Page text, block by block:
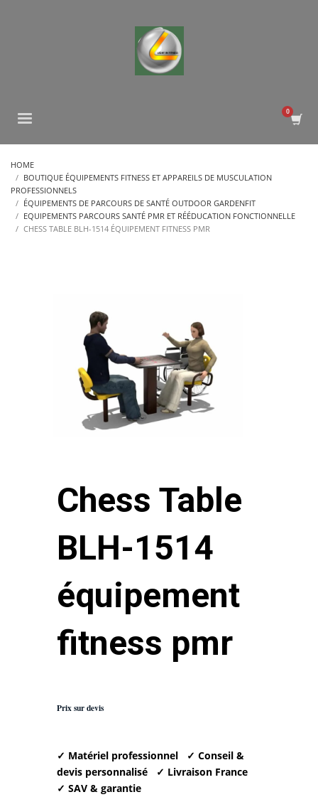
HOME
BOUTIQUE ÉQUIPEMENTS FITNESS ET APPAREILS DE MUSCULATION
PROFESSIONNELS
ÉQUIPEMENTS DE PARCOURS DE SANTÉ OUTDOOR GARDENFIT
EQUIPEMENTS PARCOURS SANTÉ PMR ET RÉÉDUCATION FONCTIONNELLE
CHESS TABLE BLH-1514 ÉQUIPEMENT FITNESS PMR
Chess Table
BLH-1514
équipement
fitness pmr
Prix sur devis
✓ Matériel professionnel
✓ Conseil &
devis personnalisé
✓ Livraison France
✓ SAV & garantie